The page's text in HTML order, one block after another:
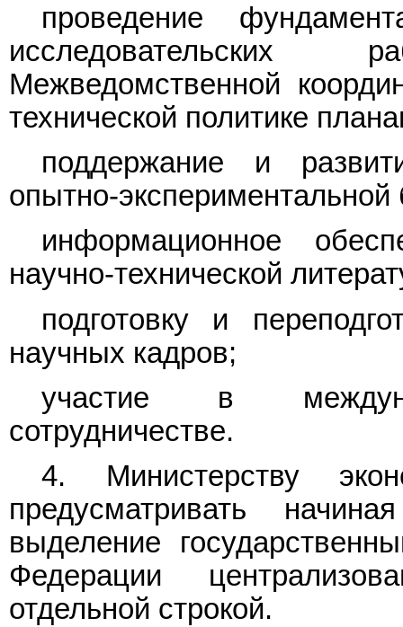
проведение
Межведомственной
технической политике
поддержание и
опытно-экспериментальной
информационное
научно-технической
подготовку и
научных кадров;
участие в
сотрудничестве.
4. Министерству
предусматривать
выделение
Федерации
отдельной строкой.